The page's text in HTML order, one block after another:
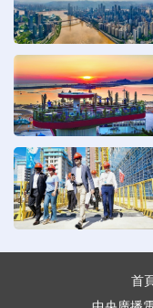
首